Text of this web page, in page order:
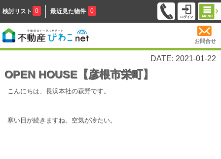
検討リスト 0 最近見た物件 0
お問合せ
DATE: 2021-01-22
OPEN HOUSE【彦根市栄町】
こんにちは、長浜本社の萩野です。
寒い日が続きますね。空気が冷たい。